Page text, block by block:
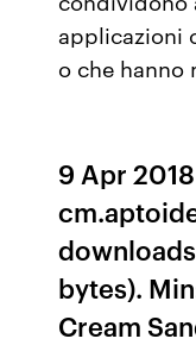
applicazioni
o che hanno
9 Apr
bytes).
Cream